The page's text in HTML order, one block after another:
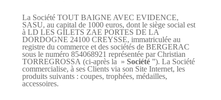
La Société TOUT BAIGNE AVEC EVIDENCE,
SASU, au capital de 1000euros, dont le siège social est
à LD LES GILETS ZAE PORTES DE LA
DORDOGNE 24100 CREYSSE, immatriculée au
registre du commerce et des sociétés de BERGERAC
sous le numéro 854068921 représentée parChristian
TORREGROSSA (ci-après la » Société ”). La Société
commercialise, à ses Clients via son Site Internet, les
produits suivants : coupes, trophées, médailles,
accessoires.